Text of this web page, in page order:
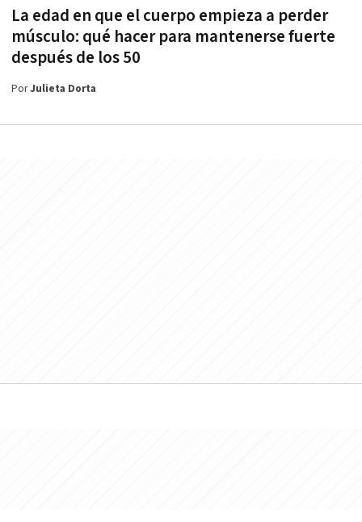
La edad en que el cuerpo empieza a perder
músculo: qué hacer para mantenerse fuerte
después de los 50
PorJulieta Dorta